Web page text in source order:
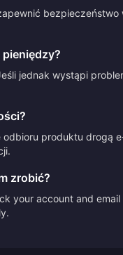
jednak wystąpi
produktu drogą
zrobić?
your account and